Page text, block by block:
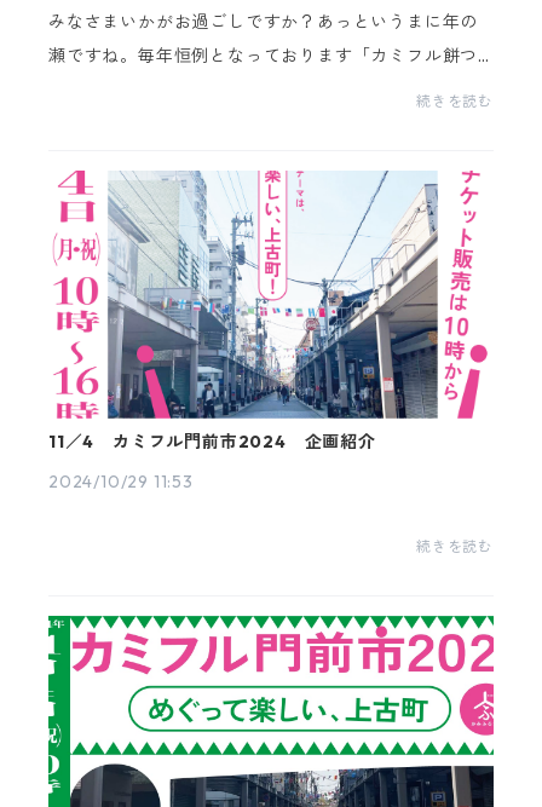
みなさまいかがお過ごしですか？あっというまに年の
瀬ですね。毎年恒例となっております「カミフル餅つ
き」と新たな取組み「冬の門前市」を新年に開催しま
続きを読む
11／4 カミフル門前市2024 企画紹介
2024/10/29 11:53
続きを読む